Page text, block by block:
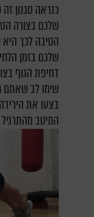
כנראה סגנון
שלכם בצורה
שלכם בזמן
דחיפת הגוף
שימו לב שאתם
בצעו את
המיטב